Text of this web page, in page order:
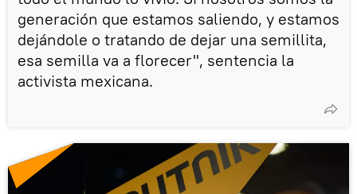
generación que estamos saliendo, y estamos
dejándole o tratando de dejar una semillita,
esa semilla va a florecer", sentencia la
activista mexicana.